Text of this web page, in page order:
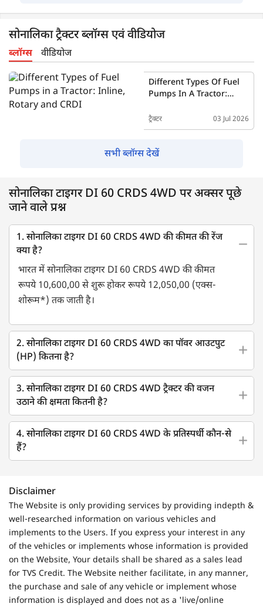
सोनालिका ट्रैक्टर ब्लॉग्स एवं वीडियोज
ब्लॉग्स वीडियोज
Different Types Of Fuel
Pumps In A Tractor:
ट्रैक्टर 03 Jul 2026
सभी ब्लॉग्स देखें
सोनालिका टाइगर DI 60 CRDS 4WD पर अक्सर पूछे
जाने वाले प्रश्न
1. सोनालिका टाइगर DI 60 CRDS 4WD की कीमत की रेंज
क्या है?
भारत में सोनालिका टाइगर DI 60 CRDS 4WD की कीमत
रूपये 10,600,00 से शुरू होकर रूपये 12,050,00 (एक्स-
शोरूम*) तक जाती है।
2. सोनालिका टाइगर DI 60 CRDS 4WD का पॉवर आउटपुट
(HP) कितना है?
3. सोनालिका टाइगर DI 60 CRDS 4WD ट्रैक्टर की वजन
उठाने की क्षमता कितनी है?
4. सोनालिका टाइगर DI 60 CRDS 4WD के प्रतिस्पर्धी कौन-से
हैं?
Disclaimer
The Website is only providing services by providing indepth &
well-researched information on various vehicles and
implements to the Users. If you express your interest in any
of the vehicles or implements whose information is provided
on the Website, Your details shall be shared as a sales lead
for TVS Credit. The Website neither facilitate, in any manner,
the purchase and sale of any vehicle or implement whose
information is displayed and does not as a 'live/online